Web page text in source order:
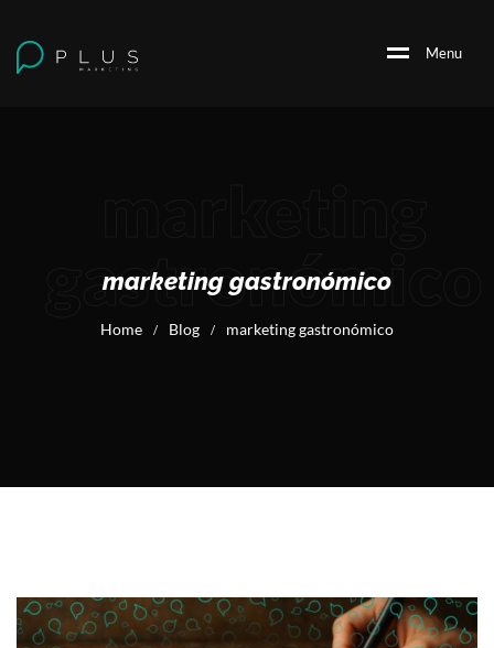
Menu
gastronómico
marketing gastronómico
Home / Blog / marketing gastronómico